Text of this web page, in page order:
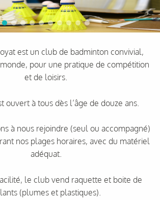
est un club de badminton convivial,
pour une pratique de compétition
et de loisirs.
ouvert à tous dès l’âge de douze ans.
à nous rejoindre (seul ou accompagné)
nos plages horaires, avec du matériel
adéquat.
le club vend raquette et boite de
(plumes et plastiques).